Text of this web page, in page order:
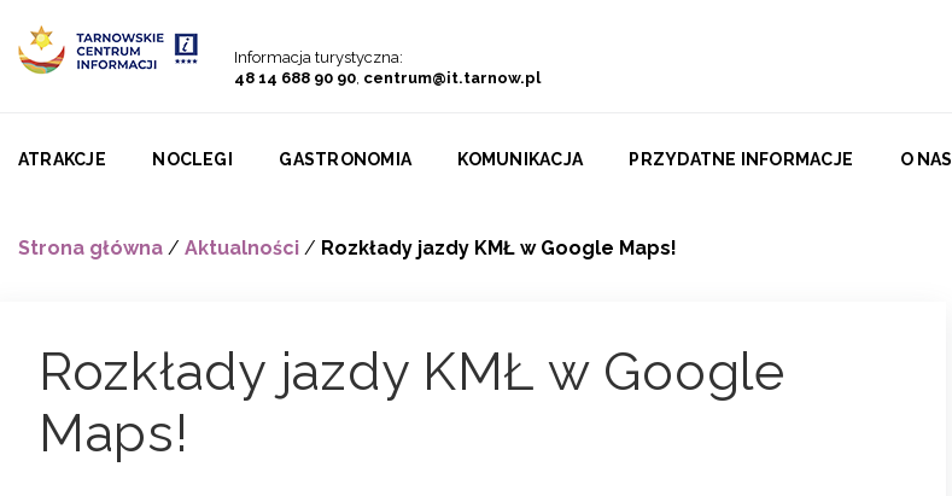
Informacja turystyczna:
48 14 688 90 90, centrum@it.tarnow.pl
ATRAKCJE NOCLEGI GASTRONOMIA KOMUNIKACJA PRZYDATNE INFORMACJE O NAS
Strona główna / Aktualności / Rozkłady jazdy KMŁ w Google Maps!
Rozkłady jazdy KMŁ w Google
Maps!